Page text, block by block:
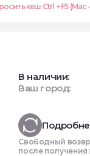
кеш Ctrl + F5 (Mac
В наличии:
Ваш город:
Свободный
после получения